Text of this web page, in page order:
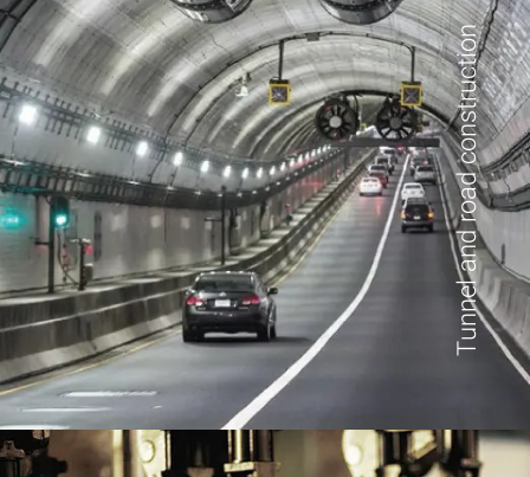
Tunnel and road construction